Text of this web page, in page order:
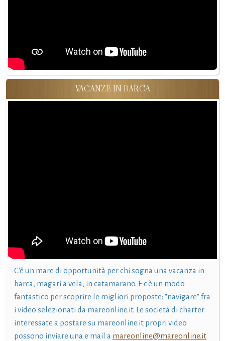
VACANZE IN BARCA
C'è un mare di opportunità per chi sogna una vacanza in
barca, magari a vela, in catamarano. E c'è un modo
fantastico per scoprire le migliori proposte: "navigare" fra
i video selezionati da mareonline.it. Le società di charter
interessate a postare su mareonline.it propri video
possono inviare una e mail a mareonline@mareonline.it